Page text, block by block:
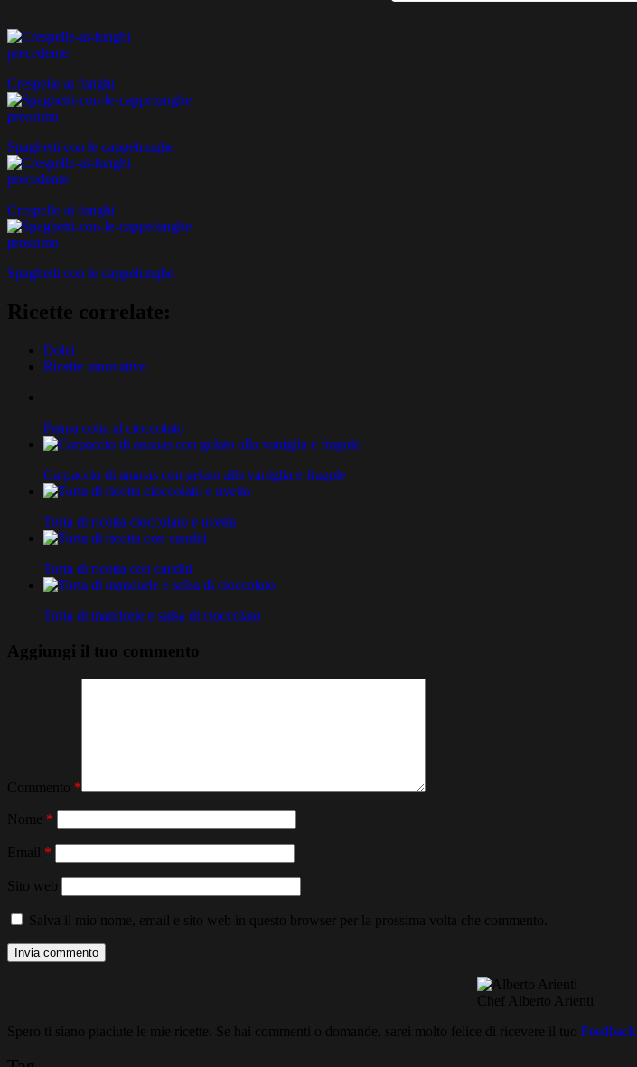
precedente
Crespelle ai funghi
prossimo
Spaghetti con le cappelunghe
precedente
Crespelle ai funghi
prossimo
Spaghetti con le cappelunghe
Ricette correlate:
Dolci
Ricette innovative
Panna cotta al cioccolato
Carpaccio di ananas con gelato alla vaniglia e fragole
Torta di ricotta cioccolato e uvetta
Torta di ricotta con canditi
Torta di mandorle e salsa di cioccolato
Aggiungi il tuo commento
Commento *
Nome *
Email *
Sito web
Salva il mio nome, email e sito web in questo browser per la prossima volta che commento.
Chef Alberto Arienti
Spero ti siano piaciute le mie ricette. Se hai commenti o domande, sarei molto felice di ricevere il tuo Feedback